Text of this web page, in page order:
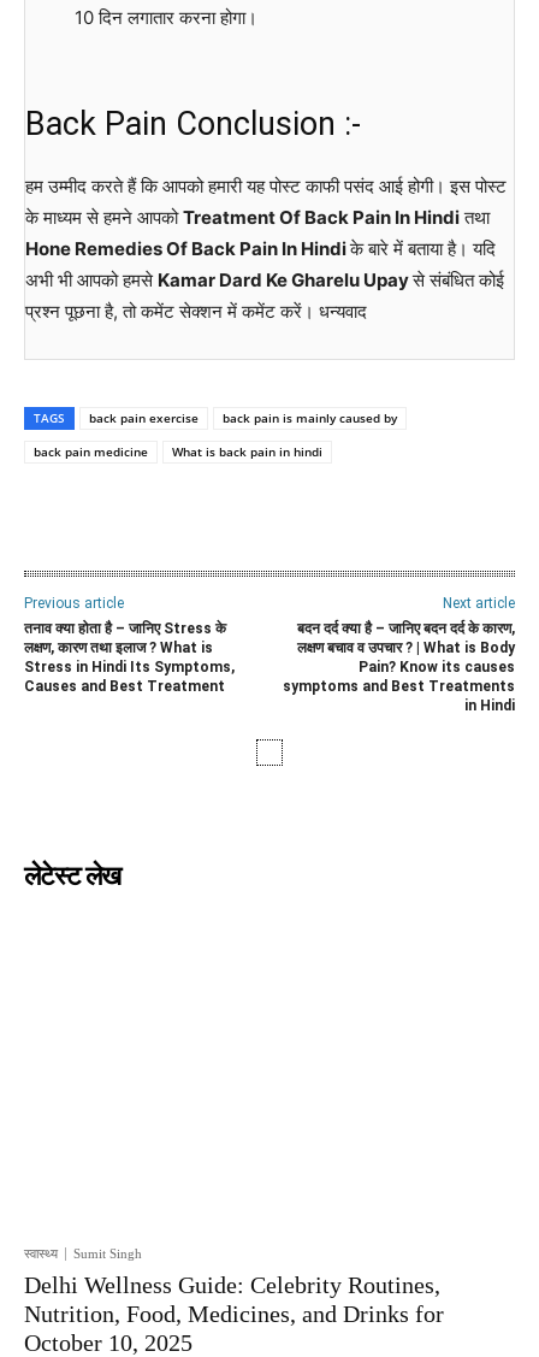
10 दिन लगातार करना होगा।
Back Pain Conclusion :-
हम उम्मीद करते हैं कि आपको हमारी यह पोस्ट काफी पसंद आई होगी। इस पोस्ट
के माध्यम से हमने आपकोTreatment Of Back Pain In Hindiतथा
Hone Remedies Of Back Pain In Hindiके बारे में बताया है। यदि
अभी भी आपको हमसे Kamar Dard Ke Gharelu Upayसे संबंधित कोई
प्रश्न पूछना है, तो कमेंट सेक्शन में कमेंट करें। धन्यवाद
TAGS back pain exercise
back pain is mainly caused by
back pain medicine
What is back pain in hindi
Previous article
तनाव क्या होता है – जानिए Stress के
लक्षण, कारण तथा इलाज ? What is
Stress in Hindi Its Symptoms,
Causes and Best Treatment
Next article
बदन दर्द क्या है – जानिए बदन दर्द के कारण,
लक्षण बचाव व उपचार ? | What is Body
Pain? Know its causes
symptoms and Best Treatments
in Hindi
लेटेस्ट लेख
स्वास्थ्य Sumit Singh
Delhi Wellness Guide: Celebrity Routines,
Nutrition, Food, Medicines, and Drinks for
October 10, 2025